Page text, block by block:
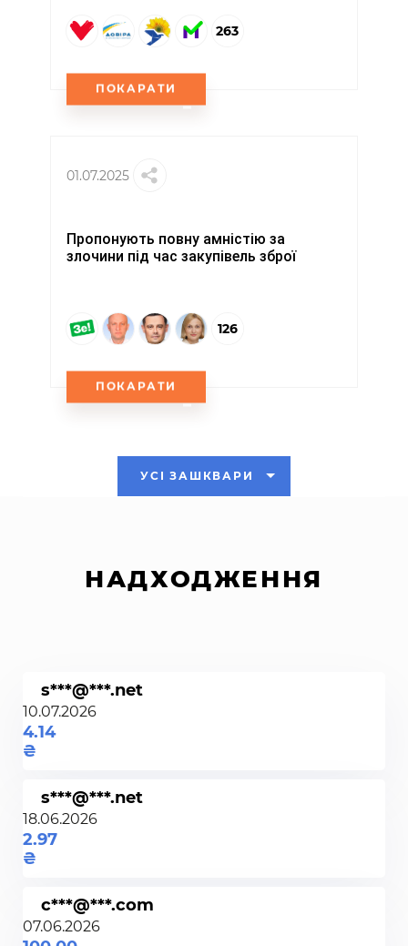
263
ПОКАРАТИ
01.07.2025
Пропонують повну амністію за
злочини під час закупівель зброї
126
ПОКАРАТИ
УСІ ЗАШКВАРИ
НАДХОДЖЕННЯ
s***@***.net
10.07.2026
4.14
s***@***.net
18.06.2026
2.97
c***@***.com
07.06.2026